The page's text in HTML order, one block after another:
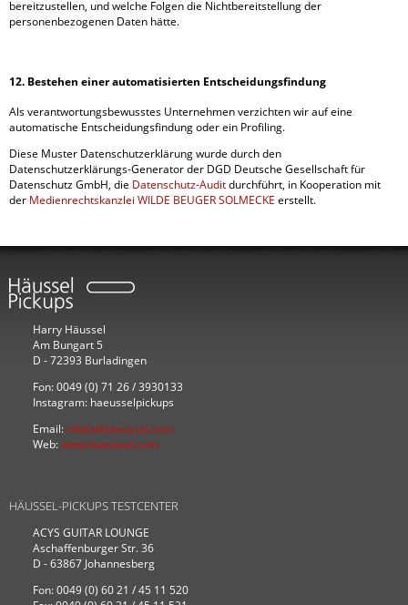
bereitzustellen, und welche Folgen die Nichtbereitstellung der
personenbezogenen Daten hätte.
12. Bestehen einer automatisierten Entscheidungsfindung
Als verantwortungsbewusstes Unternehmen verzichten wir auf eine
automatische Entscheidungsfindung oder ein Profiling.
Diese Muster Datenschutzerklärung wurde durch den
Datenschutzerklärungs-Generator der DGD Deutsche Gesellschaft für
Datenschutz GmbH, die Datenschutz-Auditdurchführt, in Kooperation mit
der Medienrechtskanzlei WILDE BEUGER SOLMECKE erstellt.
Harry Häussel
Am Bungart 5
D - 72393 Burladingen
Fon: 0049 (0) 71 26 / 3930133
Instagram: haeusselpickups
Email: info(at)haeussel.com
Web:www.haeussel.com
HÄUSSEL-PICKUPS TESTCENTER
ACYS GUITAR LOUNGE
Aschaffenburger Str. 36
D - 63867 Johannesberg
Fon: 0049 (0) 60 21 / 45 11 520